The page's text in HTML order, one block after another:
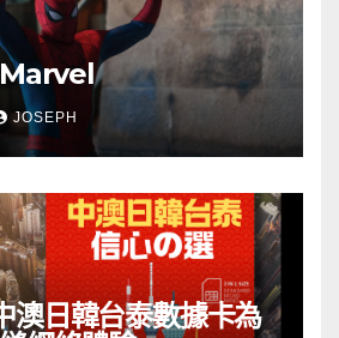
JOSEPH
日韓台泰數據卡為